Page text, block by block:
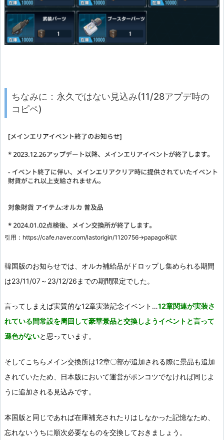
ちなみに：永久ではない見込み(11/28アプデ時の
コピペ)
引用：https://cafe.naver.com/lastorigin/1120756→papago和訳
韓国版のお知らせでは、オルカ補給品がドロップし集められる期間
は23/11/07～23/12/26までの期間限定でした。
言ってしまえば実質的な12章実装記念イベント…12章関連が実装さ
れている間常設を周回して豪華景品と交換しようイベントと言って
遜色がないと思っています。
そしてこちらメイン交換所は12章〇部が追加される際に景品も追加
されていたため、日本版において運営がポンコツでなければ同じよ
うに追加される見込みです。
本国版と同じであれば在庫補充されたりはしなかった記憶なため、
忘れないうちに順次必要なものを交換しておきましょう。